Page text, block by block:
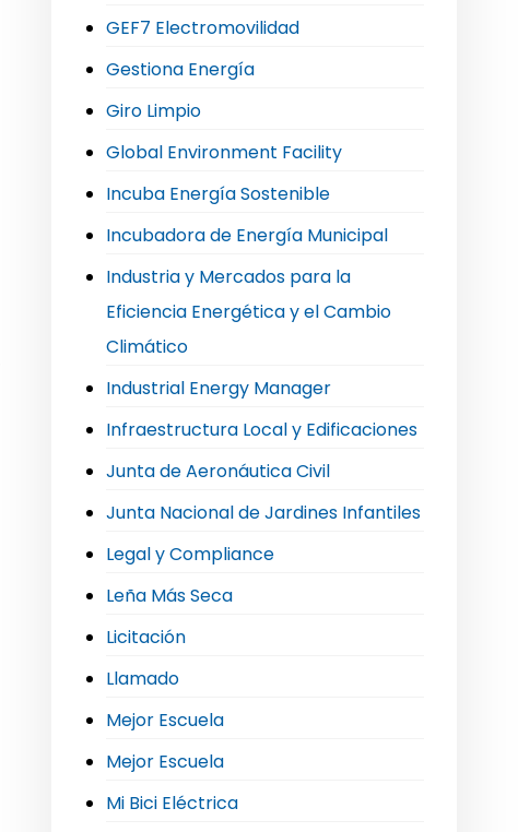
GEF7 Electromovilidad
Gestiona Energía
Giro Limpio
Global Environment Facility
Incuba Energía Sostenible
Incubadora de Energía Municipal
Industria y Mercados para la
Eficiencia Energética y el Cambio
Climático
Industrial Energy Manager
Infraestructura Local y Edificaciones
Junta de Aeronáutica Civil
Junta Nacional de Jardines Infantiles
Legal y Compliance
Leña Más Seca
Licitación
Llamado
Mejor Escuela
Mejor Escuela
Mi Bici Eléctrica